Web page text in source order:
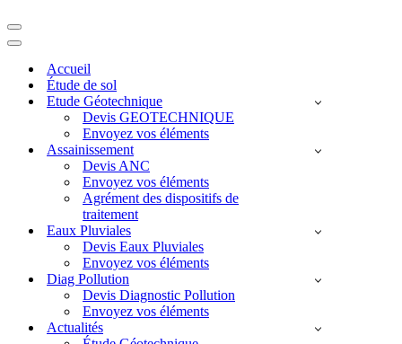
Menu
de
Menu
navigationAccueil
Étude de sol
Etude Géotechnique
Devis GEOTECHNIQUE
Envoyez vos éléments
Assainissement
Devis ANC
Envoyez vos éléments
Agrément des dispositifs de
traitement
Eaux Pluviales
Devis Eaux Pluviales
Envoyez vos éléments
Diag Pollution
Devis Diagnostic Pollution
Envoyez vos éléments
Actualités